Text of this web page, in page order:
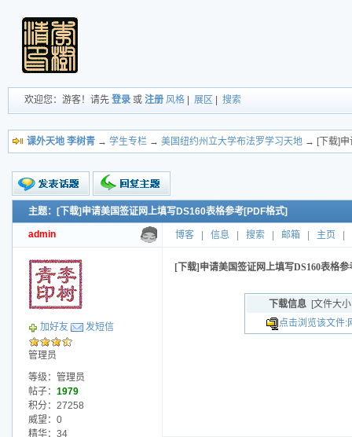
欢迎您：游客！请先 登录 或 注册 风格 展区 搜索
课外天地 李树青 → 学生专栏 → 美国纽约州立大学布法罗学习天地 → [下载]申
新的主题
投票帖
交易帖
小字报
主题：[下载]申请美国签证网上填写DS160表格参考[PDF格式]
admin 博客 信息 搜索 邮箱 主页
加好友 发短信
管理员
等级：管理员
帖子： 1979
积分：27258
威望：0
精华：34
[下载]申请美国签证网上填写DS160表格
下载信息[文件大小
点击浏览该文件: